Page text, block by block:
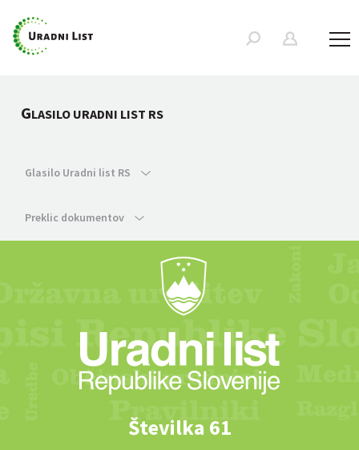
GLASILO URADNI LIST RS
Glasilo Uradni list RS
Preklic dokumentov
Številka 61